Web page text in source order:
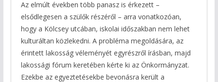
Az elmúlt években több panasz is érkezett –
elsődlegesen a szülők részéről – arra vonatkozóan,
hogy a Kölcsey utcában, iskolai időszakban nem lehet
kulturáltan közlekedni. A probléma megoldására, az
érintett lakosság véleményét egyrészről írásban, majd
lakossági fórum keretében kérte ki az Önkormányzat.
Ezekbe az egyeztetésekbe bevonásra került a